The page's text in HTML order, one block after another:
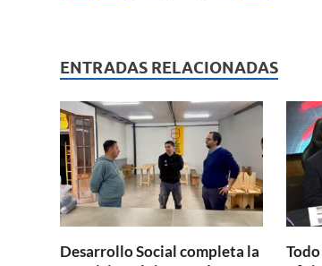
s
A
p
p
b
o
o
k
p
ar
ti
ENTRADAS RELACIONADAS
Desarrollo Social completa la